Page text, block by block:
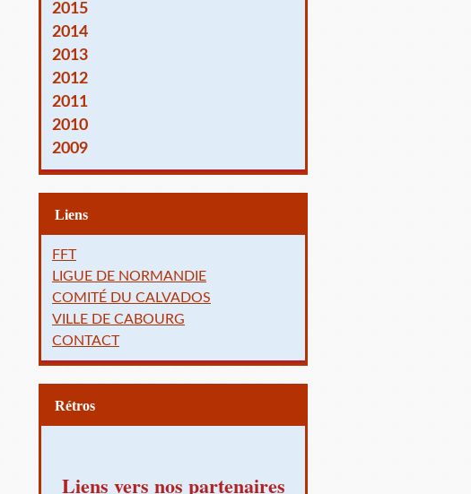
2015
2014
2013
2012
2011
2010
2009
Liens
FFT
LIGUE DE NORMANDIE
COMITÉ DU CALVADOS
VILLE DE CABOURG
CONTACT
Rétros
Liens vers nos partenaires